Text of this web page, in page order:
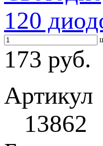
120
173 руб.
Артикул
13862